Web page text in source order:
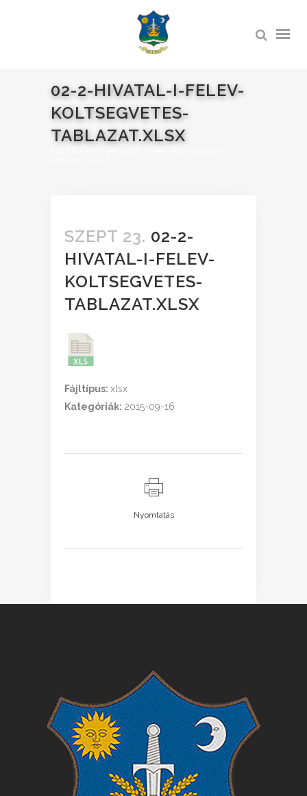
02-2-HIVATAL-I-FELEV-
KOLTSEGVETES-
TABLAZAT.XLSX
SZEPT 23. 02-2-
HIVATAL-I-FELEV-
KOLTSEGVETES-
TABLAZAT.XLSX
Fájltípus: xlsx
Kategóriák: 2015-09-16
Nyomtatás